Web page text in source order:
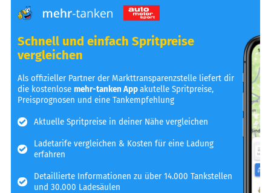
Schnell und einfach Spritpreise
vergleichen
Als offizieller Partner der Markttransparenzstelle liefert dir
die kostenlosemehr-tanken Appakutelle Spritpreise,
Preisprognosen und eine Tankempfehlung
Aktuelle Spritpreise in deiner Nähe vergleichen
Ladetarife vergleichen & Kosten für eine Ladung
erfahren
Detaillierte Informationen zu über 14.000 Tankstellen
und 30.000 Ladesäulen